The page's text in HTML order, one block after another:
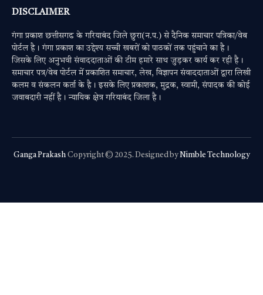
DISCLAIMER
गंगा प्रकाश छत्तीसगढ के गरियाबंद जिले छुरा(न.प.) से दैनिक समाचार पत्रिका/वेब
पोर्टल है। गंगा प्रकाश का उद्देश्य सच्ची खबरों को पाठकों तक पहुंचाने का है।
जिसके लिए अनुभवी संवाददाताओं की टीम हमारे साथ जुड़कर कार्य कर रही है।
समाचार पत्र/वेब पोर्टल में प्रकाशित समाचार, लेख, विज्ञापन संवाददाताओं द्वारा लिखी
कलम व संकलन कर्ता के है। इसके लिए प्रकाशक, मुद्रक, स्वामी, संपादक की कोई
जवाबदारी नहीं है। न्यायिक क्षेत्र गरियाबंद जिला है।
Ganga Prakash Copyright © 2025. Designed by Nimble Technology